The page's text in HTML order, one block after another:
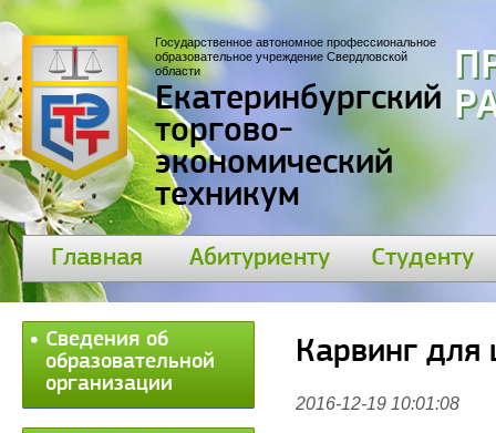
Государственное автономное профессиональное
образовательное учреждение Свердловской
области
Екатеринбургский
торгово-
экономический
техникум
Главная Абитуриенту Студенту
Сведения об
образовательной
организации
Карвинг для
2016-12-19 10:01:08